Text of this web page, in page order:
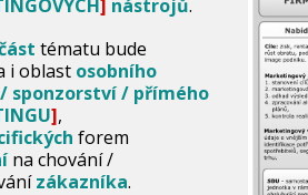
] nástrojů.
tématu bude
i oblast osobního
sponzorství / přímého
],
forem
na chování /
zákazníka.